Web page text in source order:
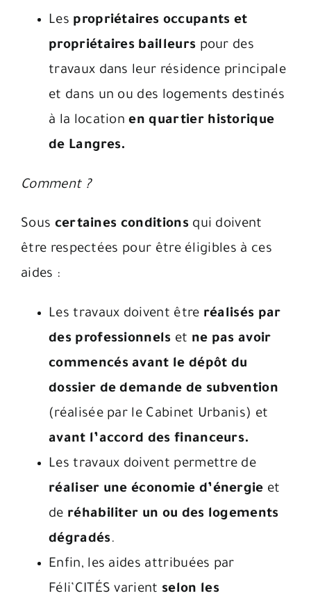
Les propriétaires occupants et
propriétaires bailleurs pour des
travaux dans leur résidence principale
et dans un ou des logements destinés
à la locationen quartier historique
de Langres.
Comment ?
Sous certaines conditionsqui doivent
être respectées pour être éligibles à ces
aides :
Les travaux doivent être réalisés par
des professionnels et ne pas avoir
commencés avant le dépôt du
dossier de demande de subvention
(réalisée par le Cabinet Urbanis) et
avant l’accord des financeurs.
Les travaux doivent permettre de
réaliser une économie d’énergie et
de réhabiliter un ou des logements
dégradés.
Enfin, les aides attribuées par
Féli’CITÉS varient selon les